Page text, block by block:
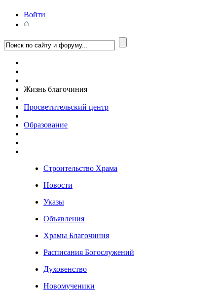
Войти
Жизнь благочиния
Просветительский центр
Образование
Строительство Храма
Новости
Указы
Объявления
Храмы Благочиния
Расписания Богослужений
Духовенство
Новомученики